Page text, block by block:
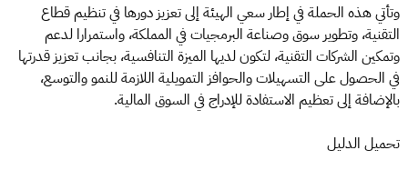
وتأتي هذه الحملة في إطار سعي الهيئة إلى تعزيز دورها في تنظيم قطاع
التقنية، وتطوير سوق وصناعة البرمجيات في المملكة، واستمرارا لدعم
وتمكين الشركات التقنية، لتكون لديها الميزة التنافسية، بجانب تعزيز قدرتها
في الحصول على التسهيلات والحوافز التمويلية اللازمة للنمو والتوسع،
بالإضافة إلى تعظيم الاستفادة للإدراج في السوق المالية.
تحميل الدليل